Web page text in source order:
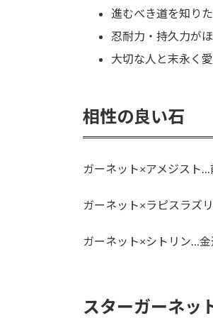
進むべき道を知り
忍耐力・持久力が
大切な人と末永く
相性の良い石
ガーネット×アメジスト
ガーネット×ラピスラズ
ガーネット×シトリン…
スターガーネッ